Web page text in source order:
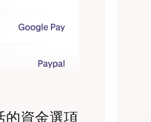
的資金選項